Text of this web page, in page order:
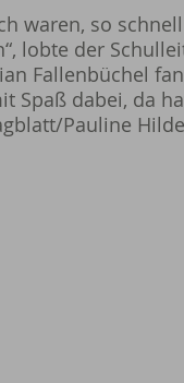
waren, so
lobte der
Fallenbüchel
Spaß dabei, da
Pauline